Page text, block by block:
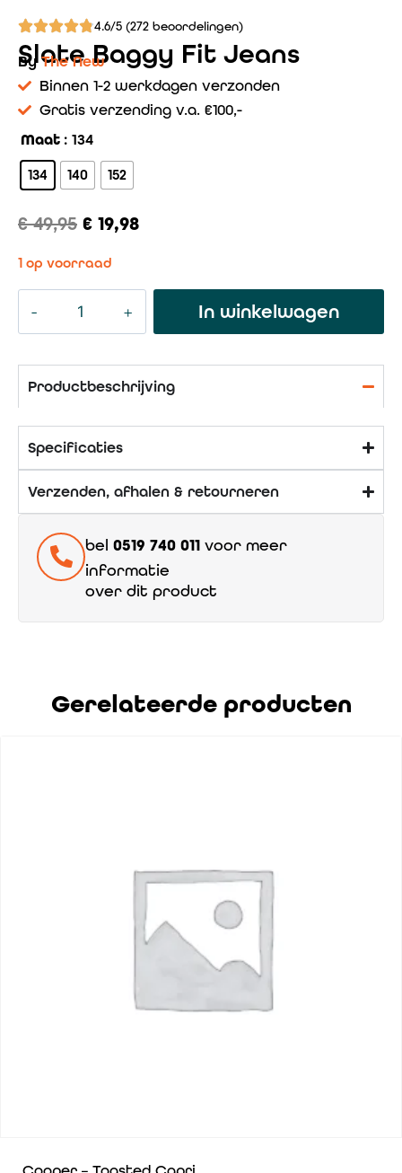
4.6/5 (272 beoordelingen)
Slate Baggy Fit Jeans
ByThe New
Binnen 1-2 werkdagen verzonden
Gratis verzending v.a. €100,-
Maat : 134
134 140 152
€49,95 € 19,98
1 op voorraad
In winkelwagen
Productbeschrijving
Specificaties
Verzenden, afhalen & retourneren
bel 0519 740 011 voor meer
informatie
over dit product
Gerelateerde producten